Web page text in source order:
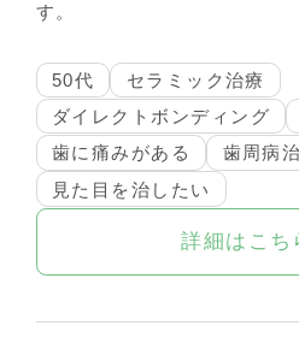
す。
50代
セラミック治療
ダイレクトボンディング
歯に痛みがある
歯周病
見た目を治したい
詳細はこち